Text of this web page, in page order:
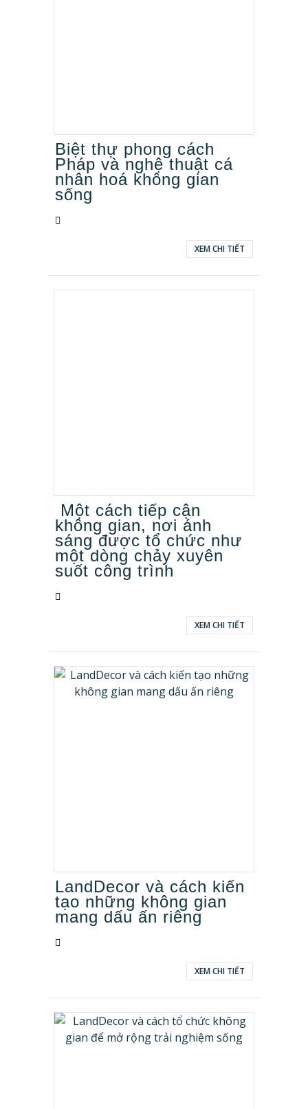
Biệt thự phong cách
Pháp và nghệ thuật cá
nhân hoá không gian
sống
XEM CHI TIẾT
Một cách tiếp cận
không gian, nơi ánh
sáng được tổ chức như
một dòng chảy xuyên
suốt công trình
XEM CHI TIẾT
LandDecor và cách kiến
tạo những không gian
mang dấu ấn riêng
XEM CHI TIẾT